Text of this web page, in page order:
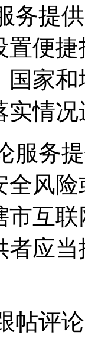
务提
置便
国家
实情
服务
全风
市互
者应
帖评